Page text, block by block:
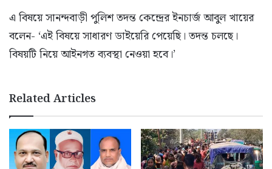
এ বিষয়ে সানন্দবাড়ী পুলিশ তদন্ত কেন্দ্রের ইনচার্জ আবুল খায়ের
বলেন- ‘এই বিষয়ে সাধারণ ডাইয়েরি পেয়েছি। তদন্ত চলছে।
বিষয়টি নিয়ে আইনগত ব্যবস্থা নেওয়া হবে।’
Related Articles